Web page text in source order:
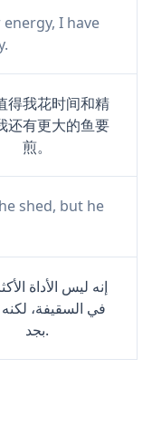
I have
得我花时间和精
还有更大的鱼要
煎。
shed, but he
إنه ليس الأداة
في السقيفة،
بجد.